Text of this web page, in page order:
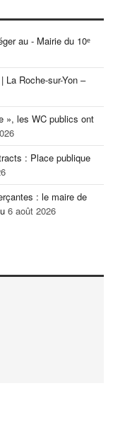
au - Mairie du 10ᵉ
La Roche-sur-Yon –
», les WC publics ont
: Place publique
: le maire de
6 août 2026